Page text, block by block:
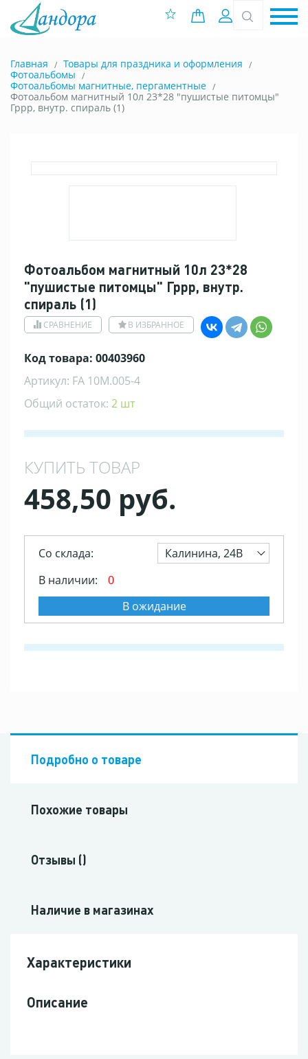
0 позиций
Вход
Главная
Товары для праздника и оформления
Фотоальбомы
Фотоальбомы магнитные, пергаментные
Фотоальбом магнитный 10л 23*28 "пушистые питомцы"
Гррр, внутр. спираль (1)
Фотоальбом магнитный 10л 23*28
"пушистые питомцы" Гррр, внутр.
спираль (1)
СРАВНЕНИЕ В ИЗБРАННОЕ
Код товара: 00403960
Артикул: FA 10М.005-4
Общий остаток: 2 шт
КУПИТЬ ТОВАР
458,50 руб.
Со склада:
Калинина, 24В
В наличии:
0
В ожидание
Подробно о товаре
Похожие товары
Отзывы ()
Наличие в магазинах
Характеристики
Описание